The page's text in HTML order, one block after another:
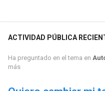
ACTIVIDAD PÚBLICA
Ha preguntado en el tema en
más